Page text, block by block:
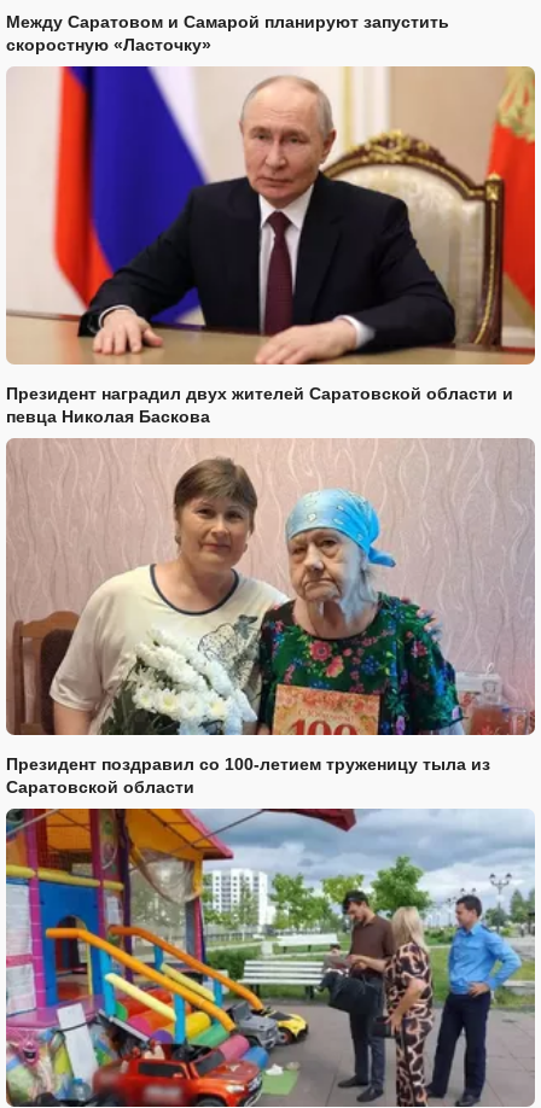
Между Саратовом и Самарой планируют запустить
скоростную «Ласточку»
Президент наградил двух жителей Саратовской области и
певца Николая Баскова
Президент поздравил со 100-летием труженицу тыла из
Саратовской области